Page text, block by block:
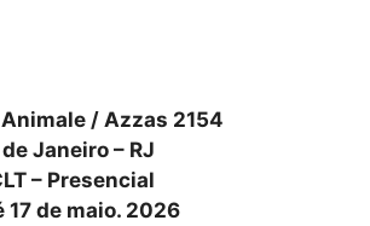
/ Azzas 2154
Janeiro – RJ
– Presencial
17 de maio. 2026